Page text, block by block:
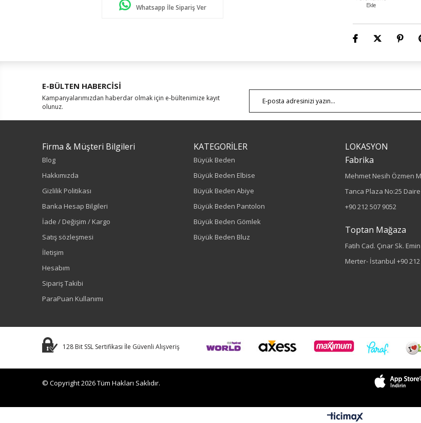
Whatsapp İle Sipariş Ver
Mavi
E-BÜLTEN HABERCİSİ
Kampanyalarımızdan haberdar olmak için e-bültenimize kayıt
olunuz.
Firma & Müşteri Bilgileri
Blog
Hakkımızda
Gizlilik Politikası
Banka Hesap Bilgileri
İade / Değişim / Kargo
Satış sözleşmesi
İletişim
Hesabım
Sipariş Takibi
ParaPuan Kullanımı
KATEGORİLER
Büyük Beden
Büyük Beden Elbise
Büyük Beden Abiye
Büyük Beden Pantolon
Büyük Beden Gömlek
Büyük Beden Bluz
LOKASYON
Fabrika
Mehmet Nesih Özmen
Tanca Plaza No:25
+90 212 507 9052
Toptan Mağaza
Fatih Cad. Çınar Sk.
Merter- İstanbul +90
128 Bit SSL Sertifikası İle Güvenli Alışveriş
© Copyright 2026 Tüm Hakları Saklıdır.